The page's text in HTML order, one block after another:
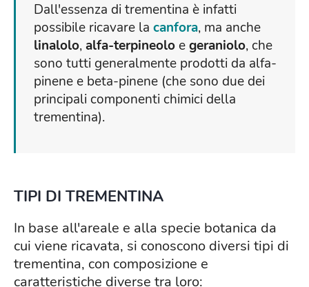
Dall'essenza di trementina è infatti
possibile ricavare la canfora, ma anche
linalolo,alfa-terpineolo egeraniolo, che
sono tutti generalmente prodotti da alfa-
pinene e beta-pinene (che sono due dei
principali componenti chimici della
trementina).
TIPI DI TREMENTINA
In base all'areale e alla specie botanica da
cui viene ricavata, si conoscono diversi tipi di
trementina, con composizione e
caratteristiche diverse tra loro: